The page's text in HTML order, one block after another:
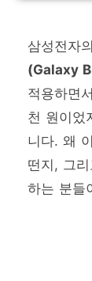
삼성전자
(Galaxy
적용하면
천 원이었
니다. 왜
떤지, 그
하는 분들